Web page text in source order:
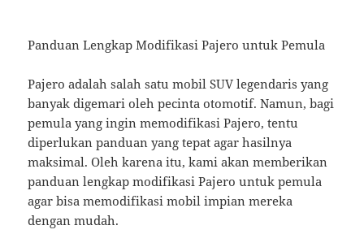
Panduan Lengkap Modifikasi Pajero untuk Pemula
Pajero adalah salah satu mobil SUV legendaris yang
banyak digemari oleh pecinta otomotif. Namun, bagi
pemula yang ingin memodifikasi Pajero, tentu
diperlukan panduan yang tepat agar hasilnya
maksimal. Oleh karena itu, kami akan memberikan
panduan lengkap modifikasi Pajero untuk pemula
agar bisa memodifikasi mobil impian mereka
dengan mudah.